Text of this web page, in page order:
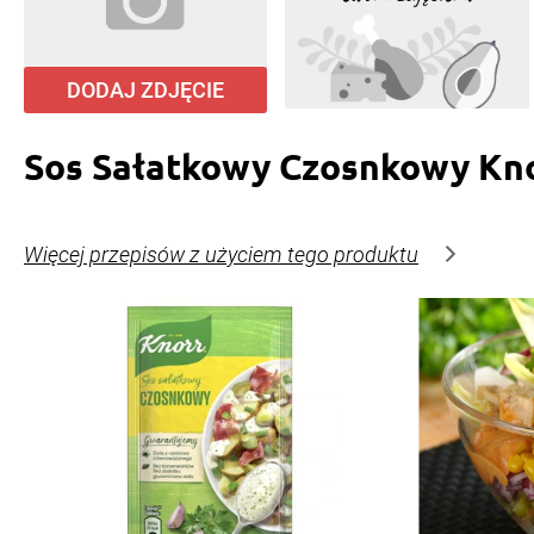
DODAJ ZDJĘCIE
Sos Sałatkowy Czosnkowy
Więcej przepisów z użyciem tego produktu